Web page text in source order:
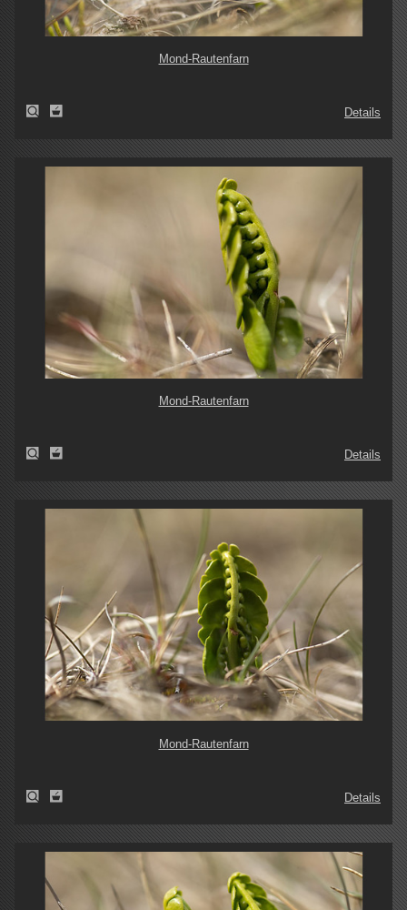
Mond-Rautenfarn
Details
Mond-Rautenfarn
Details
Mond-Rautenfarn
Details